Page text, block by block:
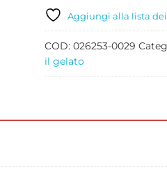
quantitàAggiungi alla lista
COD: 026253-0029
il gelato